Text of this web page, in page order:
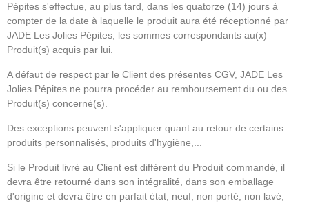
Pépites s'effectue, au plus tard, dans les quatorze (14) jours à
compter de la date à laquelle le produit aura été réceptionné par
JADE Les Jolies Pépites, les sommes correspondants au(x)
Produit(s) acquis par lui.
A défaut de respect par le Client des présentes CGV, JADE Les
Jolies Pépites ne pourra procéder au remboursement du ou des
Produit(s) concerné(s).
Des exceptions peuvent s'appliquer quant au retour de certains
produits personnalisés, produits d'hygiène,...
Si le Produit livré au Client est différent du Produit commandé, il
devra être retourné dans son intégralité, dans son emballage
d'origine et devra être en parfait état, neuf, non porté, non lavé,